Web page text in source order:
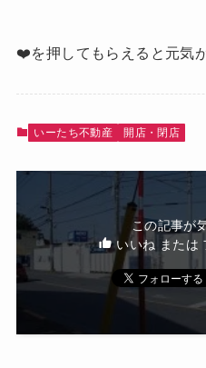
❤️を押してもらえると元気
いーたち不動産 開店・閉店
この記事が
いいね または